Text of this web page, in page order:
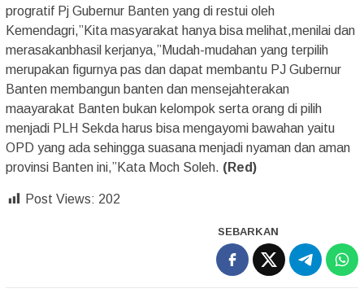
progratif Pj Gubernur Banten yang di restui oleh
Kemendagri,”Kita masyarakat hanya bisa melihat,menilai dan
merasakanbhasil kerjanya,”Mudah-mudahan yang terpilih
merupakan figurnya pas dan dapat membantu PJ Gubernur
Banten membangun banten dan mensejahterakan
maayarakat Banten bukan kelompok serta orang di pilih
menjadi PLH Sekda harus bisa mengayomi bawahan yaitu
OPD yang ada sehingga suasana menjadi nyaman dan aman
provinsi Banten ini,”Kata Moch Soleh. (Red)
Post Views: 202
SEBARKAN